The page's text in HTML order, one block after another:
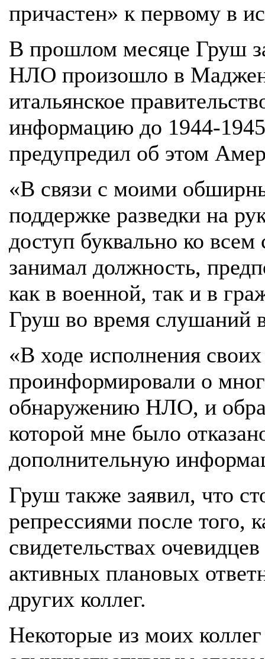
причастен» к первому в
В прошлом месяце Груш
НЛО произошло в
итальянское
информацию до 1944-
предупредил об этом
«В связи с моими
поддержке разведки на
доступ буквально ко
занимал должность,
как в военной, так и в
Груш во время слушаний
«В ходе исполнения
проинформировали о
обнаружению НЛО, и
которой мне было
дополнительную
Груш также заявил, что
репрессиями после того,
свидетельствах
активных плановых
других коллег.
Некоторые из моих